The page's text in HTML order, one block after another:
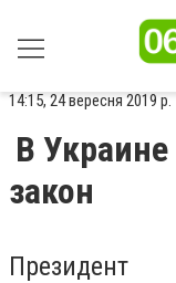
14:15, 24 вересня 2019 р.
В
закон